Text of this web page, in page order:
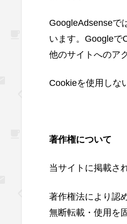
GoogleAdsenseで
います。Googleで
他のサイトへのア
Cookieを使用しな
著作権について
当サイトに掲載さ
著作権法により認
無断転載・使用を